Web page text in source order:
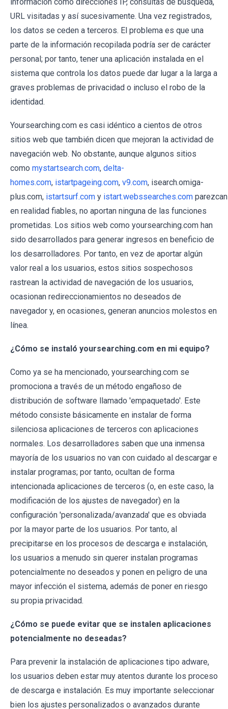
URL visitadas y así sucesivamente. Una vez registrados,
los datos se ceden a terceros. El problema es que una
parte de la información recopilada podría ser de carácter
personal; por tanto, tener una aplicación instalada en el
sistema que controla los datos puede dar lugar a la larga a
graves problemas de privacidad o incluso el robo de la
identidad.
Yoursearching.com es casi idéntico a cientos de otros
sitios web que también dicen que mejoran la actividad de
navegación web. No obstante, aunque algunos sitios
como mystartsearch.com, delta-
homes.com, istartpageing.com, v9.com, isearch.omiga-
plus.com, istartsurf.com y istart.webssearches.com parezcan
en realidad fiables, no aportan ninguna de las funciones
prometidas. Los sitios web como yoursearching.com han
sido desarrollados para generar ingresos en beneficio de
los desarrolladores. Por tanto, en vez de aportar algún
valor real a los usuarios, estos sitios sospechosos
rastrean la actividad de navegación de los usuarios,
ocasionan redireccionamientos no deseados de
navegador y, en ocasiones, generan anuncios molestos en
línea.
¿Cómo se instaló yoursearching.com en mi equipo?
Como ya se ha mencionado, yoursearching.com se
promociona a través de un método engañoso de
distribución de software llamado 'empaquetado'. Este
método consiste básicamente en instalar de forma
silenciosa aplicaciones de terceros con aplicaciones
normales. Los desarrolladores saben que una inmensa
mayoría de los usuarios no van con cuidado al descargar e
instalar programas; por tanto, ocultan de forma
intencionada aplicaciones de terceros (o, en este caso, la
modificación de los ajustes de navegador) en la
configuración 'personalizada/avanzada' que es obviada
por la mayor parte de los usuarios. Por tanto, al
precipitarse en los procesos de descarga e instalación,
los usuarios a menudo sin querer instalan programas
potencialmente no deseados y ponen en peligro de una
mayor infección el sistema, además de poner en riesgo
su propia privacidad.
¿Cómo se puede evitar que se instalen aplicaciones
potencialmente no deseadas?
Para prevenir la instalación de aplicaciones tipo adware,
los usuarios deben estar muy atentos durante los proceso
de descarga e instalación. Es muy importante seleccionar
bien los ajustes personalizados o avanzados durante